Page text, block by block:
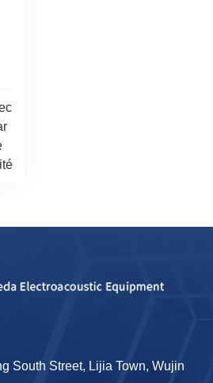
South Street, Lijia Town, Wujin